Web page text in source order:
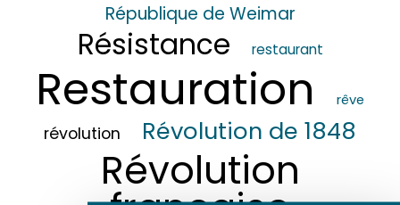
République de Weimar
Résistance restaurant
Restauration rêve
révolution Révolution de 1848
Révolution